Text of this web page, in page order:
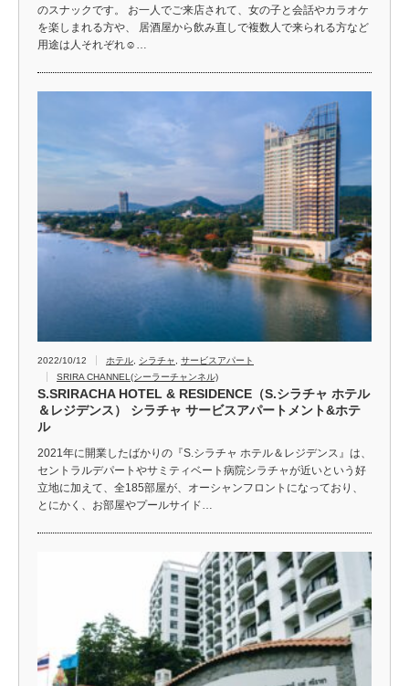
のスナックです。 お一人でご来店されて、女の子と会話やカラオケ
を楽しまれる方や、 居酒屋から飲み直しで複数人で来られる方など
用途は人それぞれ☺…
2022/10/12 ホテル シラチャ
サービスアパート
SRIRA CHANNEL(シーラーチャンネル)
S.SRIRACHA HOTEL & RESIDENCE（S.シラチャ ホテル
＆レジデンス） シラチャ サービスアパートメント&ホテ
ル
2021年に開業したばかりの『S.シラチャ ホテル＆レジデンス』は、
セントラルデパートやサミティベート病院シラチャが近いという好
立地に加えて、全185部屋が、オーシャンフロントになっており、
とにかく、お部屋やプールサイド…